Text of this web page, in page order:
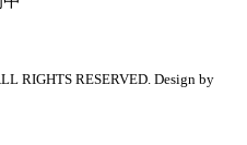
RIGHTS RESERVED. Design by